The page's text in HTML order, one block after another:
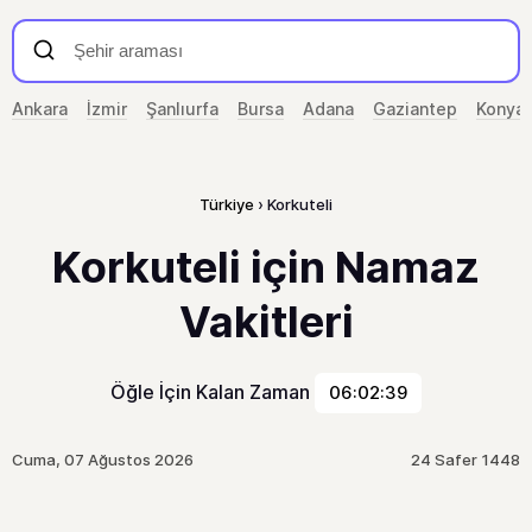
Ankara İzmir Şanlıurfa Bursa Adana Gaziantep Konya
Türkiye Korkuteli
Korkuteli için Namaz
Vakitleri
Öğle İçin Kalan Zaman 06:02:39
Cuma, 07 Ağustos 2026 24 Safer 1448